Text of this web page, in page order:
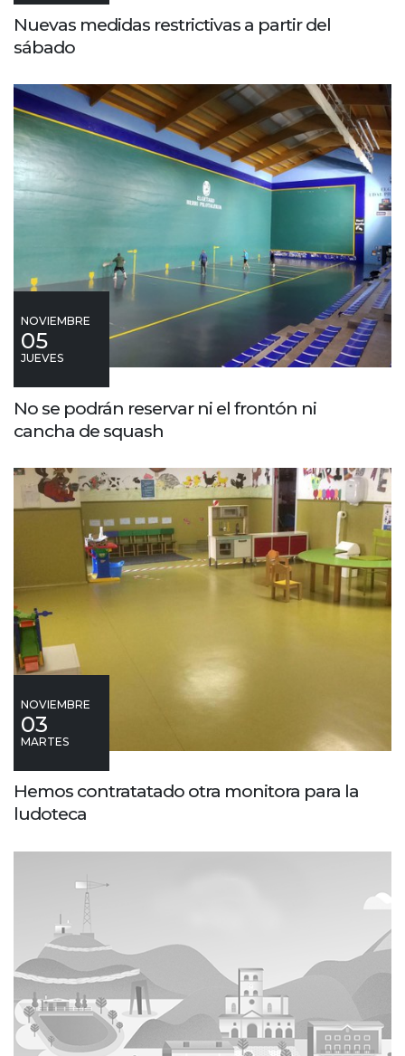
Nuevas medidas restrictivas a partir del
sábado
NOVIEMBRE
05
JUEVES
No se podrán reservar ni el frontón ni
cancha de squash
NOVIEMBRE
03
MARTES
Hemos contratatado otra monitora para la
ludoteca